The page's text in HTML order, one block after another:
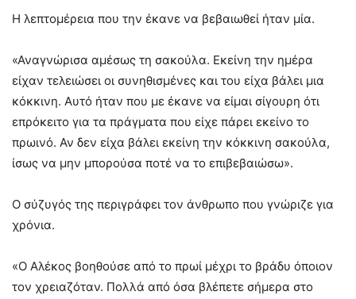
Η λεπτομέρεια που την έκανε να βεβαιωθεί ήταν μία.
«Αναγνώρισα αμέσως τη σακούλα. Εκείνη την ημέρα
είχαν τελειώσει οι συνηθισμένες και του είχα βάλει μια
κόκκινη. Αυτό ήταν που με έκανε να είμαι σίγουρη ότι
επρόκειτο για τα πράγματα που είχε πάρει εκείνο το
πρωινό. Αν δεν είχα βάλει εκείνη την κόκκινη σακούλα,
ίσως να μην μπορούσα ποτέ να το επιβεβαιώσω».
Ο σύζυγός της περιγράφει τον άνθρωπο που γνώριζε για
χρόνια.
«Ο Αλέκος βοηθούσε από το πρωί μέχρι το βράδυ όποιον
τον χρειαζόταν. Πολλά από όσα βλέπετε σήμερα στο